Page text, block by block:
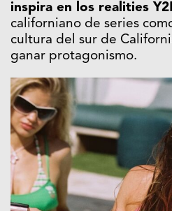
inspira en los realities
californiano de series
cultura del sur de
ganar protagonismo.